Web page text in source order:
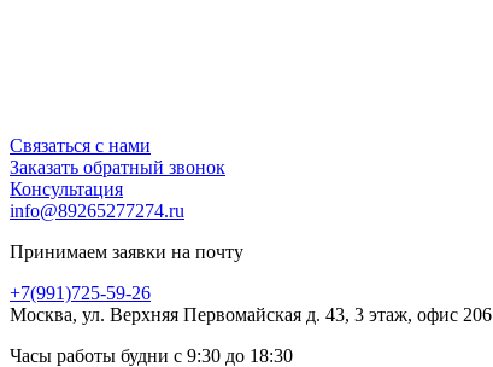
Связаться с нами
Заказать обратный звонок
Консультация
info@89265277274.ru
Принимаем заявки на почту
+7(991)725-59-26
Москва, ул. Верхняя Первомайская д. 43, 3 этаж, офис 206
Часы работы будни с 9:30 до 18:30